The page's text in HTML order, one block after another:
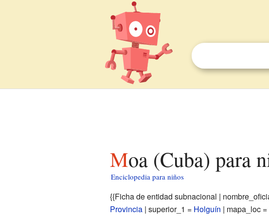
Moa (Cuba) para
Enciclopedia para niños
{{Ficha de entidad subnacional |
Provincia| superior_1 = Holguín | mapa_loc